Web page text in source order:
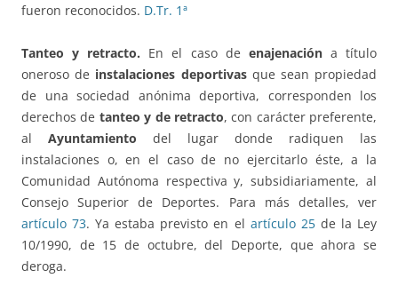
fueron reconocidos. D.Tr. 1ª
Tanteo y retracto. En el caso de enajenacióna título
oneroso de instalaciones deportivasque sean propiedad
de una sociedad anónima deportiva, corresponden los
derechos de tanteo y de retracto, con carácter preferente,
al Ayuntamiento del lugar donde radiquen las
instalaciones o, en el caso de no ejercitarlo éste, a la
Comunidad Autónoma respectiva y, subsidiariamente, al
Consejo Superior de Deportes. Para más detalles, ver
artículo 73. Ya estaba previsto en el artículo 25de la Ley
10/1990, de 15 de octubre, del Deporte, que ahora se
deroga.